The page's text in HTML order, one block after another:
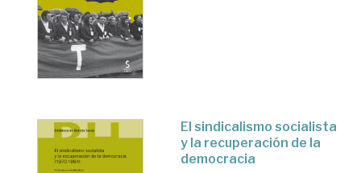
El sindicalismo socialista
y la recuperación de la
democracia